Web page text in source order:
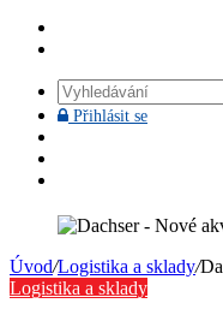
Přihlásit sePřihlásit
Úvod/Logistika a sklady/
Logistika a sklady